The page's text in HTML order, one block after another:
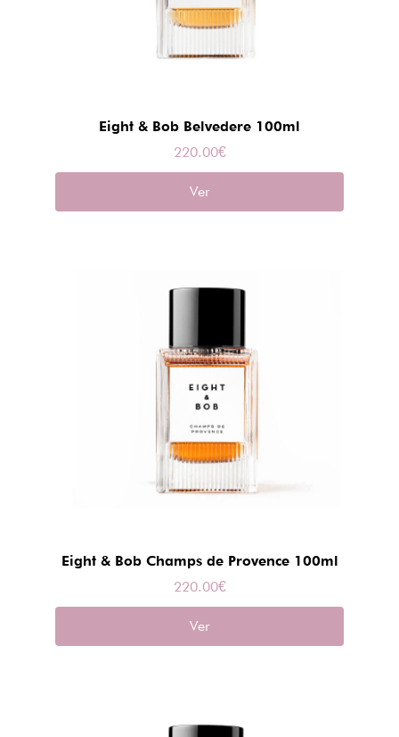
Eight & Bob Belvedere 100ml
220.00€
Ver
Eight & Bob Champs de Provence 100ml
220.00€
Ver